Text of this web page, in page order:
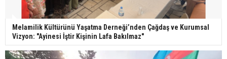
Melamilik Kültürünü Yaşatma Derneği’nden Çağdaş ve Kurumsal
Vizyon: "Ayinesi İştir Kişinin Lafa Bakılmaz"